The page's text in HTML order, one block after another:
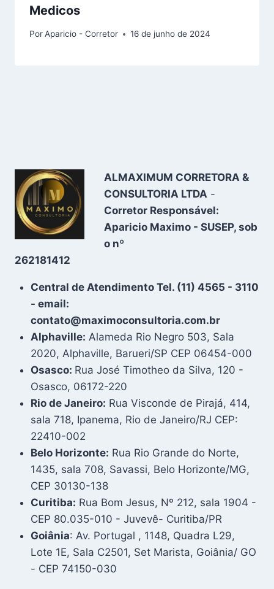
Medicos
PorAparicio - Corretor 16 de junho de 2024
ALMAXIMUM CORRETORA &
CONSULTORIA LTDA -
Corretor Responsável:
Aparicio Maximo - SUSEP, sob
o nº
262181412
Central de Atendimento Tel. (11) 4565 - 3110
- email:
contato@maximoconsultoria.com.br
Alphaville: Alameda Rio Negro 503, Sala
2020, Alphaville, Barueri/SP CEP 06454-000
Osasco: Rua José Timotheo da Silva, 120 -
Osasco, 06172-220
Rio de Janeiro: Rua Visconde de Pirajá, 414,
sala 718, Ipanema, Rio de Janeiro/RJ CEP:
22410-002
Belo Horizonte: Rua Rio Grande do Norte,
1435, sala 708, Savassi, Belo Horizonte/MG,
CEP 30130-138
Curitiba: Rua Bom Jesus, Nº 212, sala 1904 -
CEP 80.035-010 - Juvevê- Curitiba/PR
Goiânia: Av. Portugal , 1148, Quadra L29,
Lote 1E, Sala C2501, Set Marista, Goiânia/ GO
- CEP 74150-030